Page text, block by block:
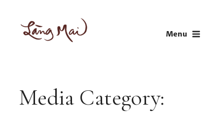
content
Menu
Media Category: